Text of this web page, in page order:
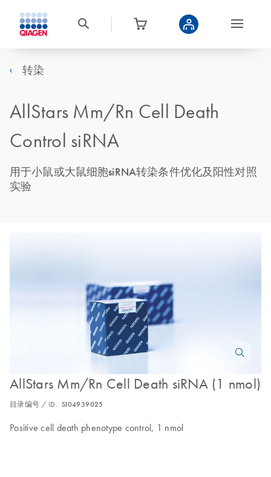
转染
AllStars Mm/Rn Cell Death
Control siRNA
用于小鼠或大鼠细胞siRNA转染条件优化及阳性对照
实验
AllStars Mm/Rn Cell Death siRNA (1 nmol)
目录编号 / ID. SI04939025
Positive cell death phenotype control, 1 nmol